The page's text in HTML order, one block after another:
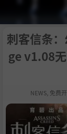
刺客信条
ge v1.08
NEWS, 免费